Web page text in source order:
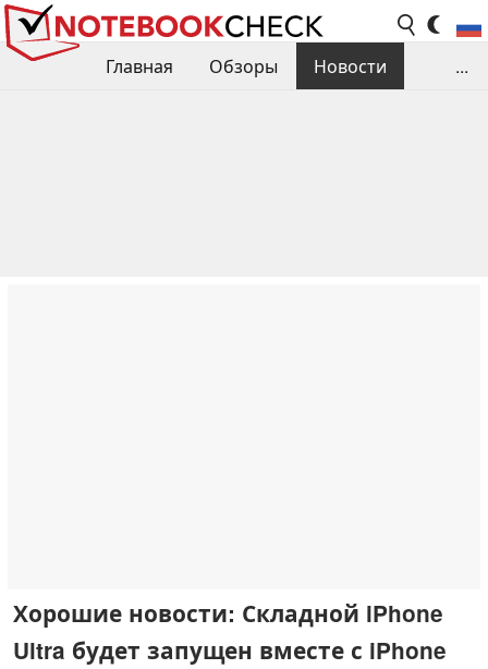
Главная Обзоры
Новости
...
Хорошие новости: Складной iPhone
Ultra будет запущен вместе с iPhone